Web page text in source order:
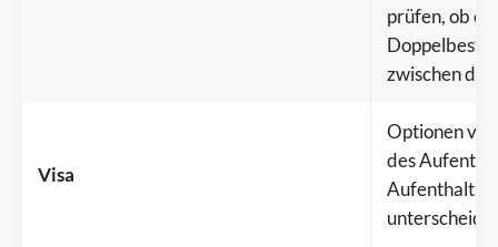
prüfen, ob es
zwischen
Visa
Optionen
des